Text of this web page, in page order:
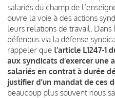
salariés du champ de
ouvre la voie à des actions
leurs relations de travail.
défendus via la défense
rappeler que l’article L1247-
aux syndicats d’exercer une
salariés en contrat à durée
justifier d’un mandat de ces
beaucoup plus souvent nous